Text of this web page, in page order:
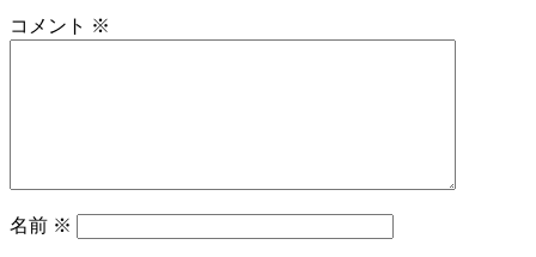
コメント ※
名前 ※